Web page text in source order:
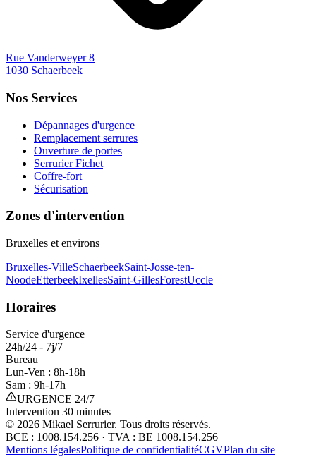
Rue Vanderweyer 8
1030 Schaerbeek
Nos Services
Dépannages d'urgence
Remplacement serrures
Ouverture de portes
Serrurier Fichet
Coffre-fort
Sécurisation
Zones d'intervention
Bruxelles et environs
Bruxelles-VilleSchaerbeekSaint-Josse-ten-
NoodeEtterbeekIxellesSaint-GillesForestUccle
Horaires
Service d'urgence
24h/24 - 7j/7
Bureau
Lun-Ven : 8h-18h
Sam : 9h-17h
URGENCE 24/7
Intervention 30 minutes
© 2026 Mikael Serrurier. Tous droits réservés.
BCE : 1008.154.256 · TVA : BE 1008.154.256
Mentions légalesPolitique de confidentialitéCGVPlan du site